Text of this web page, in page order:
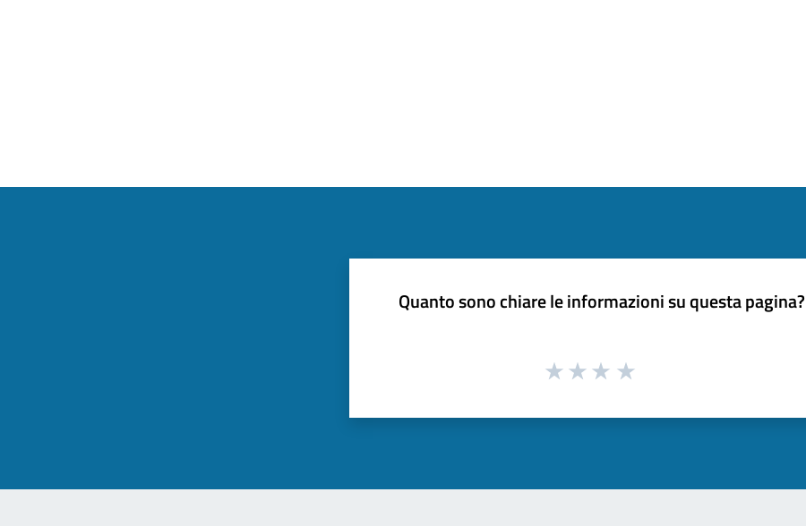
Quanto sono chiare le informazioni su questa pagina?